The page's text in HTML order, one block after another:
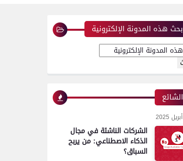
بحث هذه المدونة الإلكترونية
الشائع
الشركات الناشئة في مجال
الذكاء الاصطناعي: من يربح
السباق؟